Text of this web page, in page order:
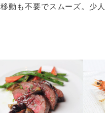
移動も不要でスムーズ。少